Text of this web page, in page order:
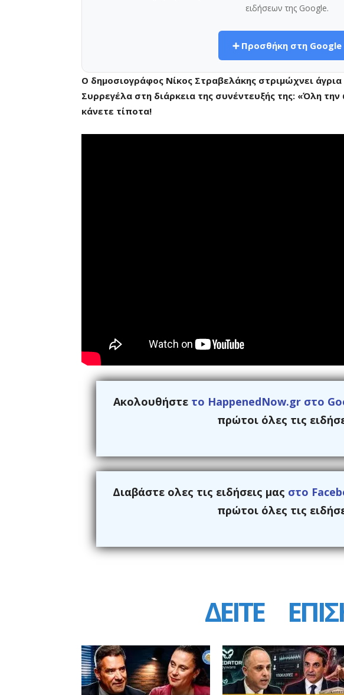
ειδήσεων της Google.
➕ Προσθήκη στη Google
Ο δημοσιογράφος Νίκος Στραβελάκης στριμώχνει
Συρρεγέλα στη διάρκεια της συνέντευξής της: «Όλη
κάνετε τίποτα!
Ακολουθήστε το HappenedNow.gr στο
πρώτοι όλες τις
Διαβάστε ολες τις ειδήσεις μας στο
πρώτοι όλες τις
ΔΕΙΤΕ